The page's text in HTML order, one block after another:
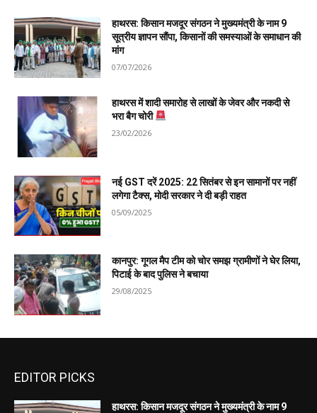
हाथरस: किसान मजदूर संगठन ने मुख्यमंत्री के नाम 9
सूत्रीय ज्ञापन सौंपा, किसानों की समस्याओं के समाधान की
मांग
07/07/2026
हाथरस में शादी समारोह से लाखों के जेवर और नकदी से
भरा बैग चोरी
23/02/2026
नई GST दरें 2025: 22 सितंबर से इन सामानों पर नहीं
लगेगा टैक्स, मोदी सरकार ने दी बड़ी राहत
05/09/2025
कानपुर: गूगल मैप टीम को चोर समझ ग्रामीणों ने घेर लिया,
पिटाई के बाद पुलिस ने बचाया
29/08/2025
EDITOR PICKS
हाथरस: किसान मजदूर संगठन ने मुख्यमंत्री के नाम 9